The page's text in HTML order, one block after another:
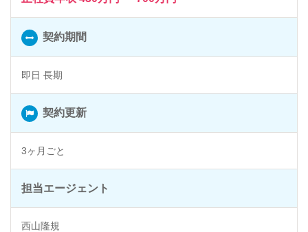
契約期間
即日 長期
契約更新
3ヶ月ごと
担当エージェント
西山隆規